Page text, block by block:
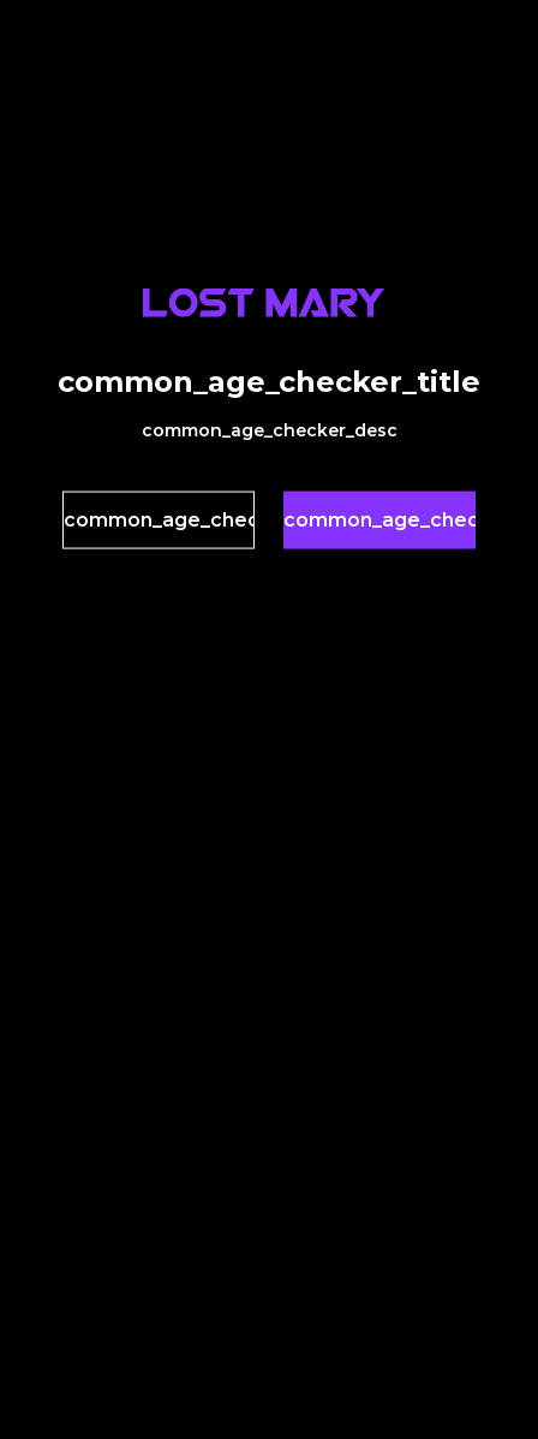
common_age_checker_title
common_age_checker_desc
common_age_checker_no